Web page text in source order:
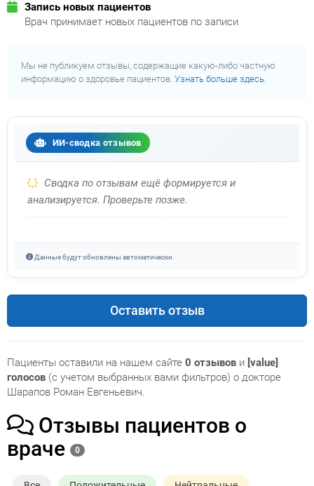
Запись новых пациентов
Врач принимает новых пациентов по записи
Мы не публикуем отзывы, содержащие какую-либо частную
информацию о здоровье пациентов. Узнать больше здесь.
ИИ-сводка отзывов
Сводка по отзывам ещё формируется и
анализируется. Проверьте позже.
Данные будут обновлены автоматически.
Оставить отзыв
Пациенты оставили на нашем сайте 0 отзывов и [value]
голосов (с учетом выбранных вами фильтров) о докторе
Шарапов Роман Евгеньевич.
Отзывы пациентов о
враче
0